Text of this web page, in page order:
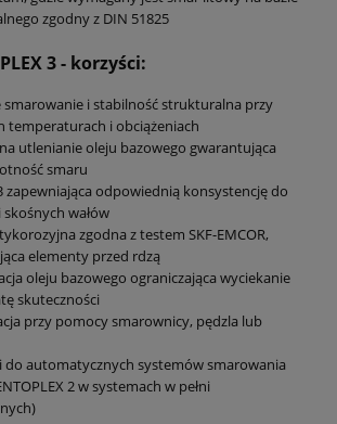
zgodny z DIN 51825
3- korzyści:
smarowanie i stabilność strukturalna przy
temperaturach i obciążeniach
utlenianie oleju bazowego gwarantująca
smaru
zapewniająca odpowiednią konsystencję do
wałów
zgodna z testem SKF-EMCOR,
elementy przed rdzą
oleju bazowego ograniczająca wyciekanie
skuteczności
przy pomocy smarownicy, pędzla lub
do automatycznych systemów smarowania
2 w systemach w pełni